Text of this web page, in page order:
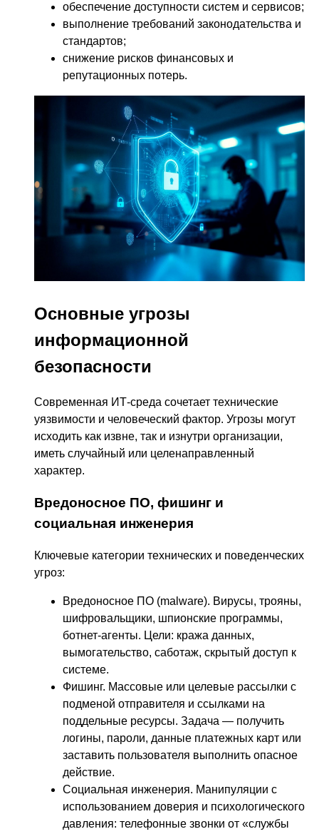
обеспечение доступности систем и сервисов;
выполнение требований законодательства и
стандартов;
снижение рисков финансовых и
репутационных потерь.
Основные угрозы
информационной
безопасности
Современная ИТ-среда сочетает технические
уязвимости и человеческий фактор. Угрозы могут
исходить как извне, так и изнутри организации,
иметь случайный или целенаправленный
характер.
Вредоносное ПО, фишинг и
социальная инженерия
Ключевые категории технических и поведенческих
угроз:
Вредоносное ПО (malware). Вирусы, трояны,
шифровальщики, шпионские программы,
ботнет-агенты. Цели: кража данных,
вымогательство, саботаж, скрытый доступ к
системе.
Фишинг. Массовые или целевые рассылки с
подменой отправителя и ссылками на
поддельные ресурсы. Задача — получить
логины, пароли, данные платежных карт или
заставить пользователя выполнить опасное
действие.
Социальная инженерия. Манипуляции с
использованием доверия и психологического
давления: телефонные звонки от «службы